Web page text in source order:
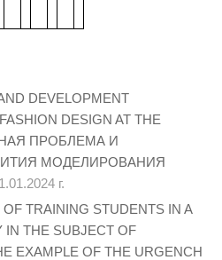
DEVELOPMENT
DESIGN AT THE
ПРОБЛЕМА И
МОДЕЛИРОВАНИЯ
г.
TRAINING STUDENTS IN A
IN THE SUBJECT OF
EXAMPLE OF THE URGENCH